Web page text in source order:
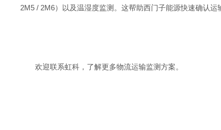
2M5 / 2M6）以及温湿度监测。这帮助西门子能源快速确认
欢迎联系虹科，了解更多物流运输监测方案。